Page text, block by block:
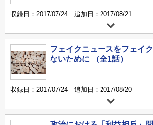
収録日：2017/07/24 追加日：2017/08/21
フェイクニュースをフェイ
ないために （全1話）
収録日：2017/07/24 追加日：2017/08/20